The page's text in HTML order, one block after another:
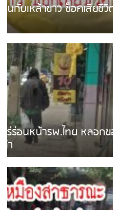
ชาวเน็ตฮา! รถเครื่อง
แล้วหนี พบเสาหัก เบร
เดือนร้อน! ชาวเชียงร
บายพาสเสียงดังสร้า